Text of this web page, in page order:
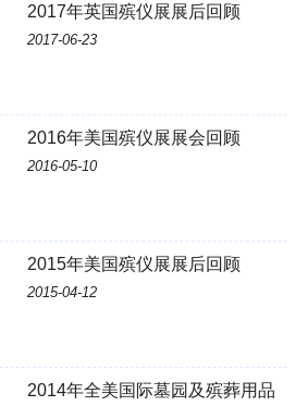
2017年英国殡仪展展后回顾
2017-06-23
2016年美国殡仪展展会回顾
2016-05-10
2015年美国殡仪展展后回顾
2015-04-12
2014年全美国际墓园及殡葬用品